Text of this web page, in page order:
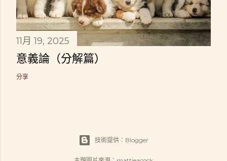
11月 19, 2025
意義論（分解篇）
分享
技術提供：Blogger